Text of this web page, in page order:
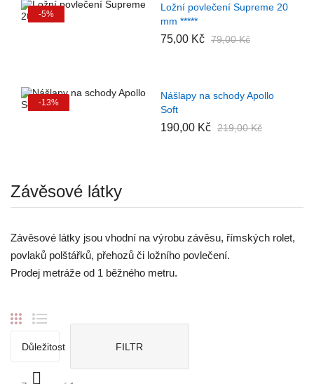
-5%
Ložní povlečení Supreme 20
mm *****
75,00 Kč 79,00 Kč
-13%
Nášlapy na schody Apollo
Soft
190,00 Kč 219,00 Kč
Závěsové látky
Závěsové látky jsou vhodní na výrobu závěsu, římských rolet,
povlaků polštářků, přehozů či ložního povlečení.
Prodej metráže od 1 běžného metru.
Důležitost

FILTR